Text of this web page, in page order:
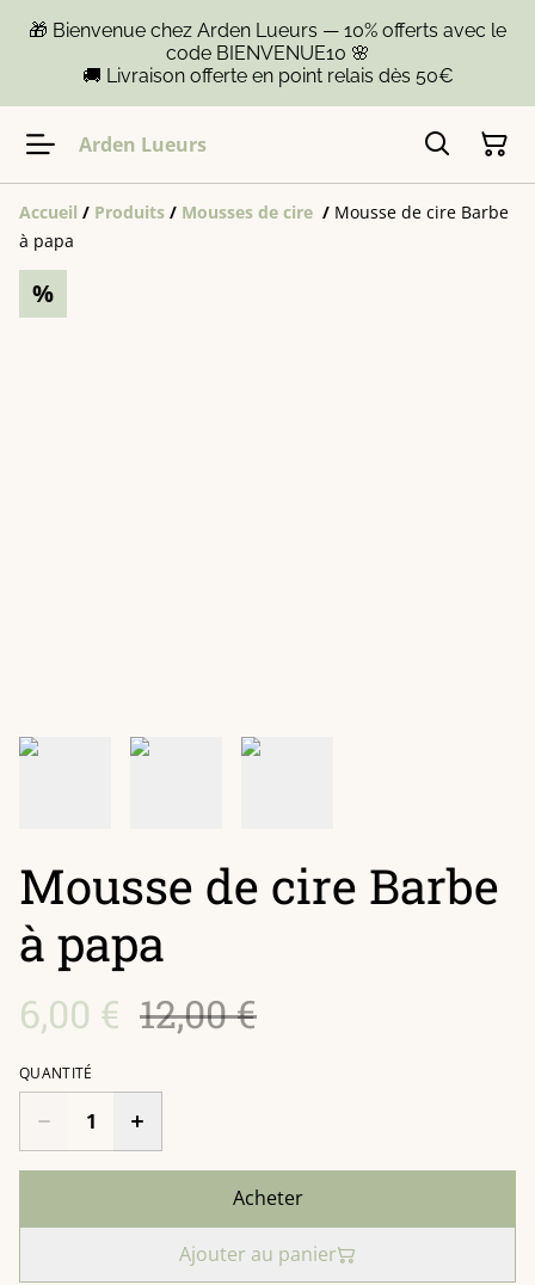
🎁 Bienvenue chez Arden Lueurs — 10% offerts avec le
code BIENVENUE10 🌸
🚚 Livraison offerte en point relais dès 50€
Arden Lueurs
Accueil / Produits / Mousses de cire / Mousse de cire Barbe
à papa
%
Mousse de cire Barbe
à papa
6,00 € 12,00 €
QUANTITÉ
Acheter
Ajouter au panier